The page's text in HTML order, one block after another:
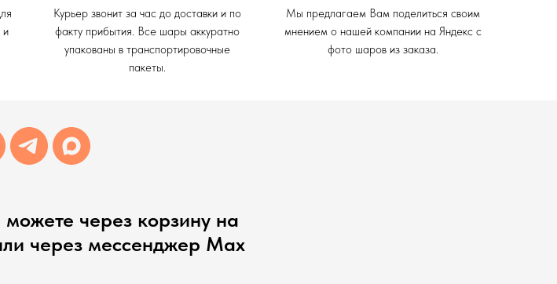
и
Курьер звонит за час до доставки и по
факту прибытия. Все шары аккуратно
упакованы в транспортировочные
пакеты.
Мы предлагаем Вам поделиться своим
мнением о нашей компании на Яндекс с
фото шаров из заказа.
через корзину на
через мессенджер Max